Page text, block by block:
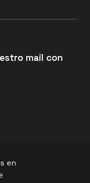
mail con
en